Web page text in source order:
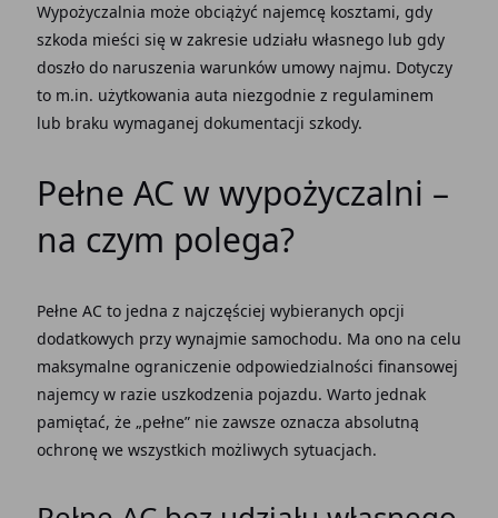
Wypożyczalnia może obciążyć najemcę kosztami, gdy
szkoda mieści się w zakresie udziału własnego lub gdy
doszło do naruszenia warunków umowy najmu. Dotyczy
to m.in. użytkowania auta niezgodnie z regulaminem
lub braku wymaganej dokumentacji szkody.
Pełne AC w wypożyczalni –
na czym polega?
Pełne AC to jedna z najczęściej wybieranych opcji
dodatkowych przy wynajmie samochodu. Ma ono na celu
maksymalne ograniczenie odpowiedzialności finansowej
najemcy w razie uszkodzenia pojazdu. Warto jednak
pamiętać, że „pełne” nie zawsze oznacza absolutną
ochronę we wszystkich możliwych sytuacjach.